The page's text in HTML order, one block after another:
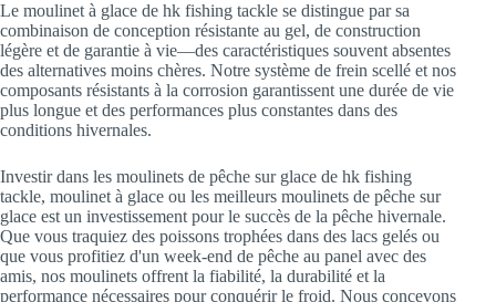
Le moulinet à glace de hk fishing tackle se distingue par sa
combinaison de conception résistante au gel, de construction
légère et de garantie à vie—des caractéristiques souvent absentes
des alternatives moins chères. Notre système de frein scellé et nos
composants résistants à la corrosion garantissent une durée de vie
plus longue et des performances plus constantes dans des
conditions hivernales.
Investir dans les moulinets de pêche sur glace de hk fishing
tackle, moulinet à glace ou les meilleurs moulinets de pêche sur
glace est un investissement pour le succès de la pêche hivernale.
Que vous traquiez des poissons trophées dans des lacs gelés ou
que vous profitiez d'un week-end de pêche au panel avec des
amis, nos moulinets offrent la fiabilité, la durabilité et la
performance nécessaires pour conquérir le froid. Nous concevons